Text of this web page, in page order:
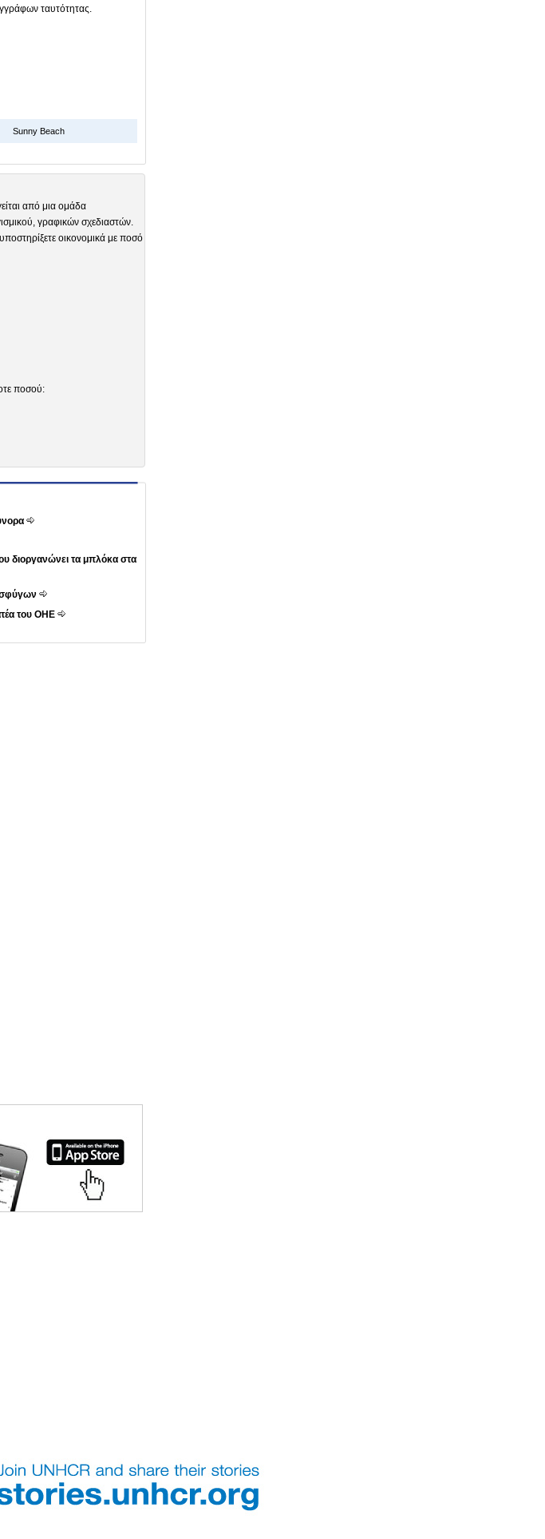
ταυτότητας.
Sunny Beach
από μια ομάδα
γραφικών σχεδιαστών.
οικονομικά με ποσό
ποσού:
διοργανώνει τα μπλόκα στα
του ΟΗΕ